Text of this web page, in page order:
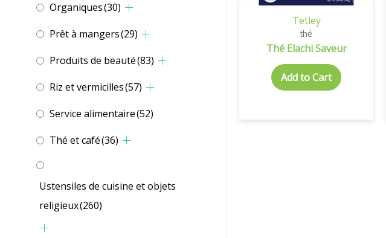
Organiques(30)
Prêt à mangers(29)
Produits de beauté(83)
Riz et vermicilles(57)
Service alimentaire(52)
Thé et café(36)
Ustensiles de cuisine et objets
religieux(260)
Tetley
thé
Thé Elachi Saveur
Add to Cart